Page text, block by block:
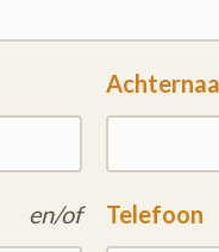
en/of Telefoon